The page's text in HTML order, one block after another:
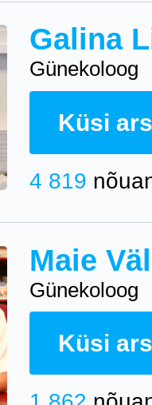
Galina
Günekoloog
Küsi
4 819
Maie
Günekoloog
Küsi